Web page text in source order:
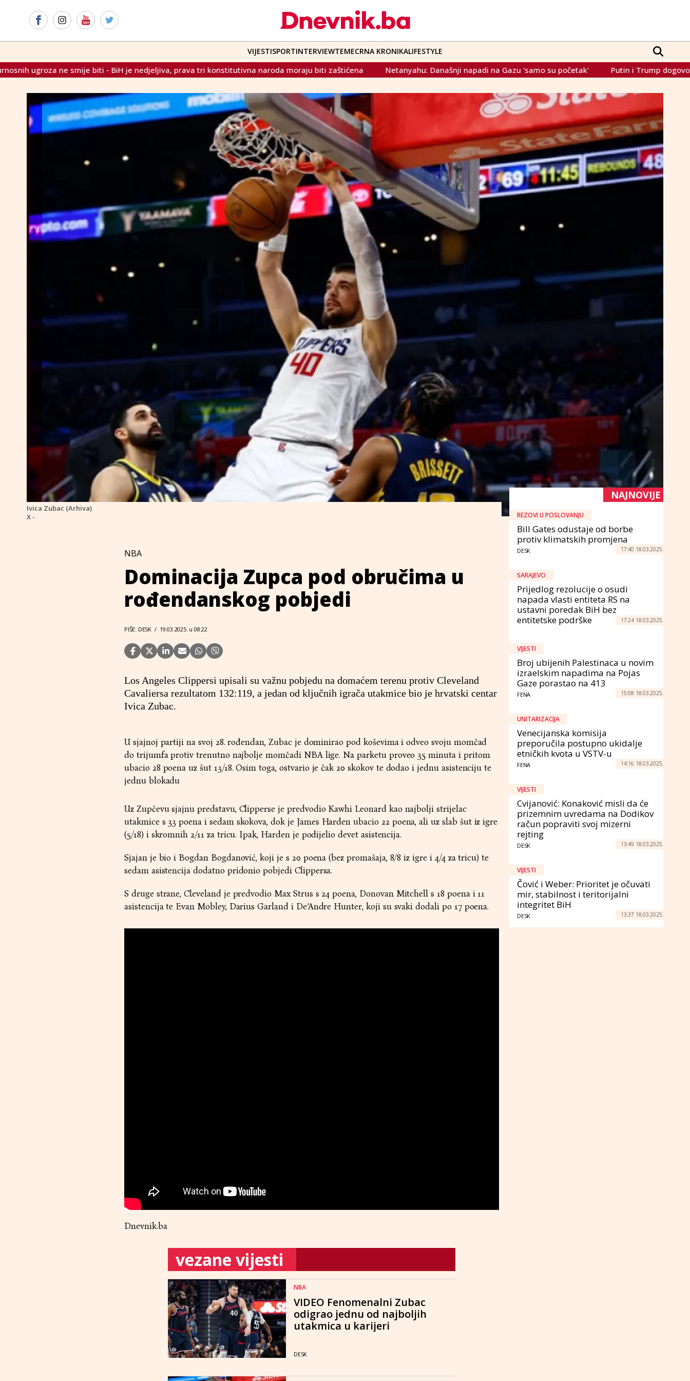
VIJESTISPORTINTERVIEWTEMECRNA KRONIKALIFESTYLE
je nedjeljiva, prava tri konstitutivna naroda moraju biti zaštićena Netanyahu: Današnji napadi na Gazu 'samo su početak' Putin i Trump dogovorili prestanak ruskih
Ivica Zubac (Arhiva)
X -
NBA
Dominacija Zupca pod obručima u
rođendanskog pobjedi
PIŠE: DESK / 19.03.2025. u 08:22
Los Angeles Clippersi upisali su važnu pobjedu na domaćem terenu protiv Cleveland
Cavaliersa rezultatom 132:119, a jedan od ključnih igrača utakmice bio je hrvatski centar
Ivica Zubac.
U sjajnoj partiji na svoj 28. rođendan, Zubac je dominirao pod koševima i odveo svoju momčad
do trijumfa protiv trenutno najbolje momčadi NBA lige. Na parketu proveo 35 minuta i pritom
ubacio 28 poena uz šut 13/18. Osim toga, ostvario je čak 20 skokov te dodao i jednu asistenciju te
jednu blokadu
Uz Zupčevu sjajnu predstavu, Clipperse je predvodio Kawhi Leonard kao najbolji strijelac
utakmice s 33 poena i sedam skokova, dok je James Harden ubacio 22 poena, ali uz slab šut iz igre
(5/18) i skromnih 2/11 za tricu. Ipak, Harden je podijelio devet asistencija.
Sjajan je bio i Bogdan Bogdanović, koji je s 20 poena (bez promašaja, 8/8 iz igre i 4/4 za tricu) te
sedam asistencija dodatno pridonio pobjedi Clippersa.
S druge strane, Cleveland je predvodio Max Strus s 24 poena, Donovan Mitchell s 18 poena i 11
asistencija te Evan Mobley, Darius Garland i De’Andre Hunter, koji su svaki dodali po 17 poena.
Dnevnik.ba
vezane vijesti
NBA
VIDEO Fenomenalni Zubac
odigrao jednu od najboljih
utakmica u karijeri
DESK
NAJNOVIJE
REZOVI U POSLOVANJU
Bill Gates odustaje od borbe
protiv klimatskih promjena
DESK 17:40 18.03.2025.
SARAJEVO
Prijedlog rezolucije o osudi
napada vlasti entiteta RS na
ustavni poredak BiH bez
entitetske podrške
17:24 18.03.2025.
VIJESTI
Broj ubijenih Palestinaca u novim
izraelskim napadima na Pojas
Gaze porastao na 413
FENA 15:08 18.03.2025.
UNITARIZACIJA
Venecijanska komisija
preporučila postupno ukidalje
etničkih kvota u VSTV-u
FENA 14:16 18.03.2025.
VIJESTI
Cvijanović: Konaković misli da će
prizemnim uvredama na Dodikov
račun popraviti svoj mizerni
rejting
DESK 13:49 18.03.2025.
VIJESTI
Čović i Weber: Prioritet je očuvati
mir, stabilnost i teritorijalni
integritet BiH
DESK 13:37 18.03.2025.